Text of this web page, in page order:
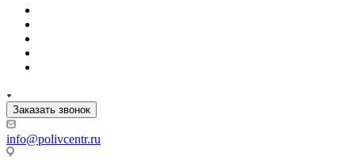
Заказать звонок
info@polivcentr.ru